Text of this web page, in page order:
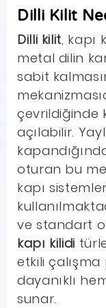
Dilli Kilit
Dilli kilit, kapı
metal dilin
sabit
çevrildiğinde
açılabilir.
oturan bu
kapı
ve standart
kapı kilidi
etkili
dayanıklı
sunar.